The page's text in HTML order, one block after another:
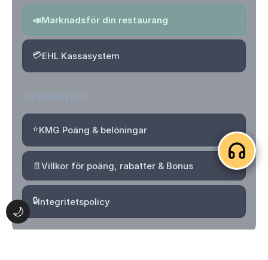
🌙
📣Marknadsför din restaurang
💳EHL Kassasystem
⭐KMG Poäng & belöningar
📄Villkor för poäng, rabatter & Bonus
🔒Integritetspolicy